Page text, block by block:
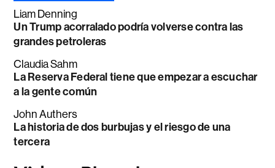
Liam Denning
Un Trump acorralado podría volverse contra las
grandes petroleras
Claudia Sahm
La Reserva Federal tiene que empezar a escuchar
a la gente común
John Authers
La historia de dos burbujas y el riesgo de una
tercera